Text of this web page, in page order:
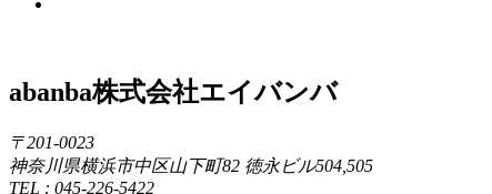
abanba株式会社エイバンバ
〒201-0023
神奈川県横浜市中区山下町82 徳永ビル504,505
TEL : 045-226-5422